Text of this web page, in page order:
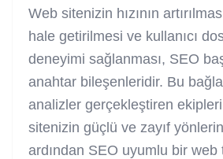
Web sitenizin hızının
hale getirilmesi ve kullanıcı
deneyimi sağlanması, SEO
anahtar bileşenleridir. Bu
analizler gerçekleştiren
sitenizin güçlü ve zayıf
ardından SEO uyumlu bir web